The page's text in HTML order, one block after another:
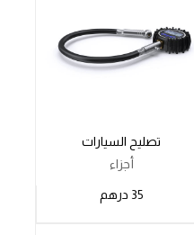
تصليح السيارات
أجزاء
35 درهم